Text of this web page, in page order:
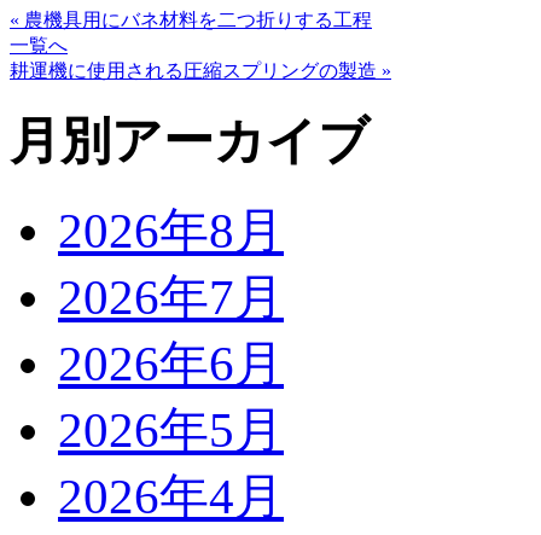
« 農機具用にバネ材料を二つ折りする工程
一覧へ
耕運機に使用される圧縮スプリングの製造 »
月別アーカイブ
2026年8月
2026年7月
2026年6月
2026年5月
2026年4月